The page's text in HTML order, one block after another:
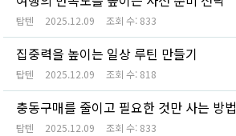
탑텐 2025.12.09 조회 수: 833
집중력을 높이는 일상 루틴 만들기
탑텐 2025.12.09 조회 수: 818
충동구매를 줄이고 필요한 것만 사는 방법
탑텐 2025.12.09 조회 수: 833